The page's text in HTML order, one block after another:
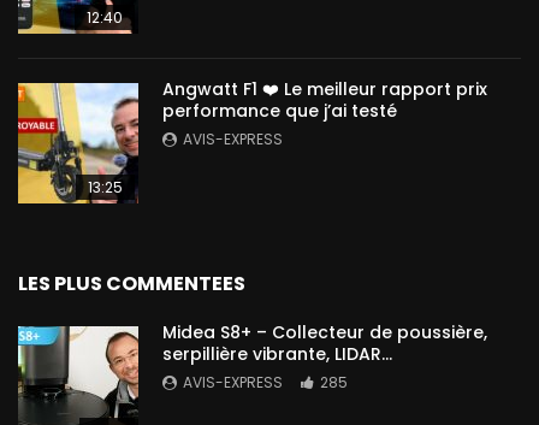
12:40
13:25
Angwatt F1 ❤️ Le meilleur rapport prix
performance que j’ai testé
AVIS-EXPRESS
LES PLUS COMMENTEES
Midea S8+ – Collecteur de poussière,
serpillière vibrante, LIDAR…
AVIS-EXPRESS 285